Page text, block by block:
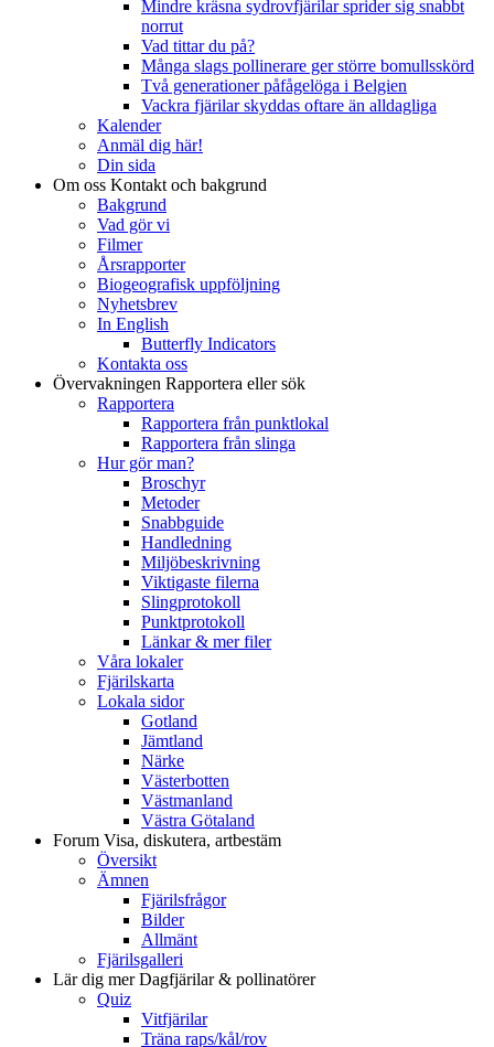
Mindre kräsna sydrovfjärilar sprider sig snabbt
norrut
Vad tittar du på?
Många slags pollinerare ger större bomullsskörd
Två generationer påfågelöga i Belgien
Vackra fjärilar skyddas oftare än alldagliga
Kalender
Anmäl dig här!
Din sida
Om oss Kontakt och bakgrund
Bakgrund
Vad gör vi
Filmer
Årsrapporter
Biogeografisk uppföljning
Nyhetsbrev
In English
Butterfly Indicators
Kontakta oss
Övervakningen Rapportera eller sök
Rapportera
Rapportera från punktlokal
Rapportera från slinga
Hur gör man?
Broschyr
Metoder
Snabbguide
Handledning
Miljöbeskrivning
Viktigaste filerna
Slingprotokoll
Punktprotokoll
Länkar & mer filer
Våra lokaler
Fjärilskarta
Lokala sidor
Gotland
Jämtland
Närke
Västerbotten
Västmanland
Västra Götaland
Forum Visa, diskutera, artbestäm
Översikt
Ämnen
Fjärilsfrågor
Bilder
Allmänt
Fjärilsgalleri
Lär dig merDagfjärilar & pollinatörer
Quiz
Vitfjärilar
Träna raps/kål/rov